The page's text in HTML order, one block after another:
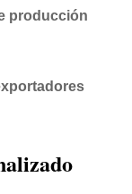
producción